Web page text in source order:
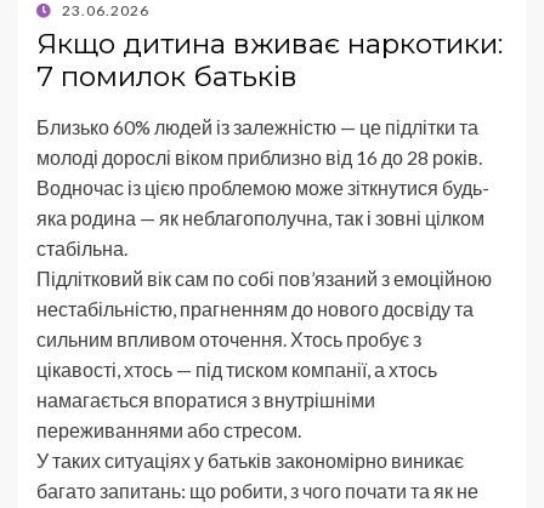
23.06.2026
Якщо дитина вживає наркотики:
7 помилок батьків
Близько 60% людей із залежністю — це підлітки та
молоді дорослі віком приблизно від 16 до 28 років.
Водночас із цією проблемою може зіткнутися будь-
яка родина — як неблагополучна, так і зовні цілком
стабільна.
Підлітковий вік сам по собі пов’язаний з емоційною
нестабільністю, прагненням до нового досвіду та
сильним впливом оточення. Хтось пробує з
цікавості, хтось — під тиском компанії, а хтось
намагається впоратися з внутрішніми
переживаннями або стресом.
У таких ситуаціях у батьків закономірно виникає
багато запитань: що робити, з чого почати та як не